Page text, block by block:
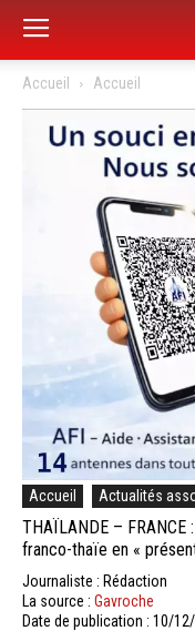
Accueil Accueil
Accueil Actualités
THAÏLANDE –
franco-thaïe en «
Journaliste : Rédaction
La source : Gavroche
Date de publication : 10/